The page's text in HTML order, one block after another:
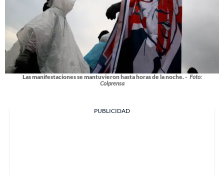
Las manifestaciones se mantuvieron hasta horas de la noche. - Foto:
Colprensa
PUBLICIDAD